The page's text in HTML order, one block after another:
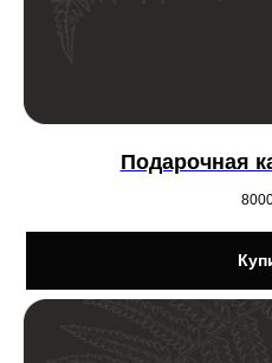
Подарочная